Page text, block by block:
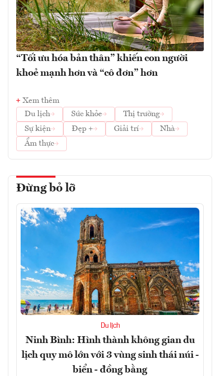
“Tối ưu hóa bản thân” khiến con người
khoẻ mạnh hơn và “cô đơn” hơn
Xem thêm
Du lịch
Sức khỏe
Thị trường
Sự kiện
Đẹp + Giải trí
Nhà
Ẩm thực
Đừng bỏ lỡ
Du lịch
Ninh Bình: Hình thành không gian du
lịch quy mô lớn với 3 vùng sinh thái núi -
biển - đồng bằng